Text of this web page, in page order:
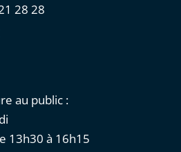
28 28
au public :
13h30 à 16h15